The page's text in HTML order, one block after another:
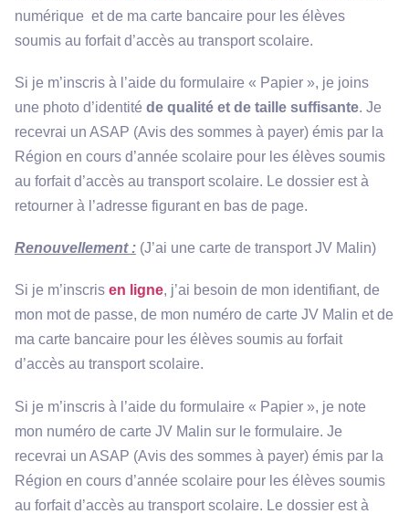
numérique et de ma carte bancaire pour les élèves
soumis au forfait d’accès au transport scolaire.
Si je m’inscris à l’aide du formulaire « Papier », je joins
une photo d’identité de qualité et de taille suffisante. Je
recevrai un ASAP (Avis des sommes à payer) émis par la
Région en cours d’année scolaire pour les élèves soumis
au forfait d’accès au transport scolaire. Le dossier est à
retourner à l’adresse figurant en bas de page.
Renouvellement : (J’ai une carte de transport JV Malin)
Si je m’inscris en ligne, j’ai besoin de mon identifiant, de
mon mot de passe, de mon numéro de carte JV Malin et de
ma carte bancaire pour les élèves soumis au forfait
d’accès au transport scolaire.
Si je m’inscris à l’aide du formulaire « Papier », je note
mon numéro de carte JV Malin sur le formulaire. Je
recevrai un ASAP (Avis des sommes à payer) émis par la
Région en cours d’année scolaire pour les élèves soumis
au forfait d’accès au transport scolaire. Le dossier est à